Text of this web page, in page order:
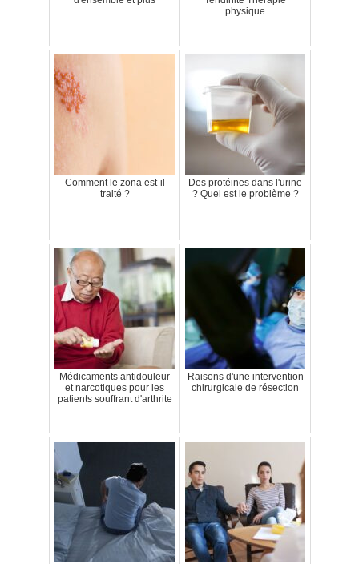
physique
Comment le zona est-il
traité ?
Des protéines dans l'urine
? Quel est le problème ?
Médicaments antidouleur
et narcotiques pour les
patients souffrant d'arthrite
Raisons d'une intervention
chirurgicale de résection